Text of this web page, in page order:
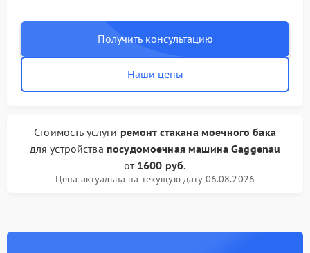
Получить консультацию
Наши цены
Стоимость услуги ремонт стакана моечного бака
для устройства посудомоечная машина Gaggenau
от 1600 руб.
Цена актуальна на текущую дату 06.08.2026